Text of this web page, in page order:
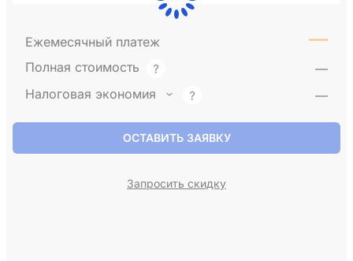
Ежемесячный платеж —
Полная стоимость
—
Налоговая экономия
—
ОСТАВИТЬ ЗАЯВКУ
Запросить скидку